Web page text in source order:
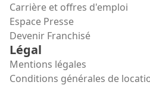
Carrière et offres d'emploi
Espace Presse
Devenir Franchisé
Légal
Mentions légales
Conditions générales de